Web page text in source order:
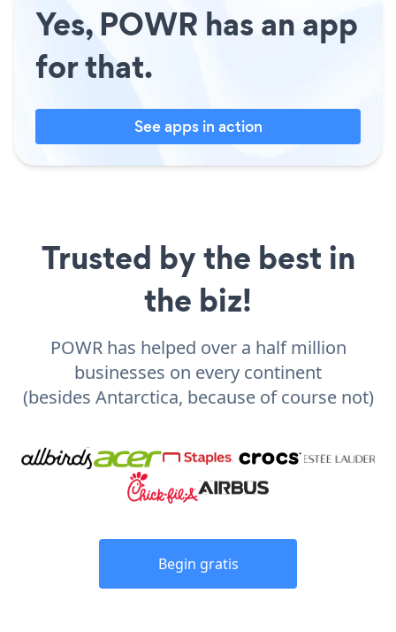
Yes, POWR has an app
for that.
See apps in action
Trusted by the best in
the biz!
POWR has helped over a half million
businesses on every continent
(besides Antarctica, because of course not)
Begin gratis